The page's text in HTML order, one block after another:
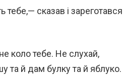
сказав і зареготався
коло тебе. Не слухай,
та й дам булку та й яблуко.